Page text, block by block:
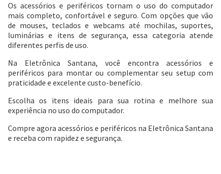
Os acessórios e periféricos tornam o uso do computador
mais completo, confortável e seguro. Com opções que vão
de mouses, teclados e webcams até mochilas, suportes,
luminárias e itens de segurança, essa categoria atende
diferentes perfis de uso.
Na Eletrônica Santana, você encontra acessórios e
periféricos para montar ou complementar seu setup com
praticidade e excelente custo-benefício.
Escolha os itens ideais para sua rotina e melhore sua
experiência no uso do computador.
Compre agora acessórios e periféricos na Eletrônica Santana
e receba com rapidez e segurança.